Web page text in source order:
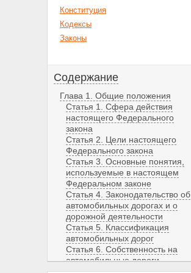
Конституция
Кодексы
Законы
Содержание
Глава 1. Общие положения
Статья 1. Сфера действия
настоящего Федерального
закона
Статья 2. Цели настоящего
Федерального закона
Статья 3. Основные понятия,
используемые в настоящем
Федеральном законе
Статья 4. Законодательство об
автомобильных дорогах и о
дорожной деятельности
Статья 5. Классификация
автомобильных дорог
Статья 6. Собственность на
автомобильные дороги